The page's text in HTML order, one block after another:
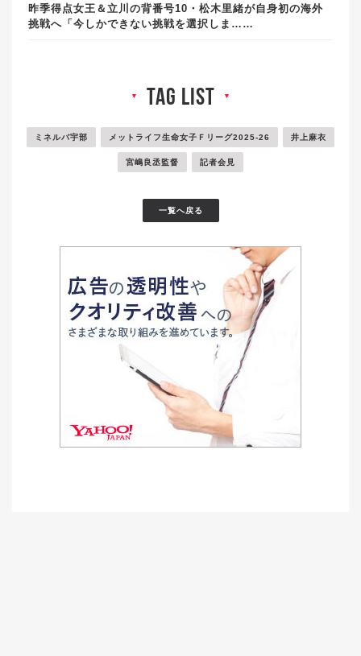
昨季得点女王＆立川の背番号10・松木里緒が自身初の海外
挑戦へ「今しかできない挑戦を選択しま……
▼ tag list ▼
ミネルバ宇部 メットライフ生命女子Ｆリーグ2025-26 井上麻衣
宮嶋良丞監督 記者会見
一覧へ戻る